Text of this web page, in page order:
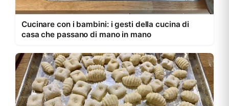
Cucinare con i bambini: i gesti della cucina di
casa che passano di mano in mano